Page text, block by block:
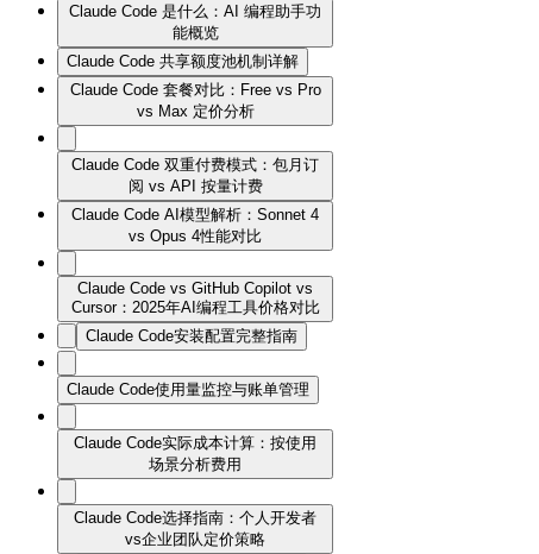
Claude Code 是什么：AI 编程助手功
能概览
Claude Code 共享额度池机制详解
Claude Code 套餐对比：Free vs Pro
vs Max 定价分析
Claude Code 双重付费模式：包月订
阅 vs API 按量计费
Claude Code AI模型解析：Sonnet 4
vs Opus 4性能对比
Claude Code vs GitHub Copilot vs
Cursor：2025年AI编程工具价格对比
Claude Code安装配置完整指南
Claude Code使用量监控与账单管理
Claude Code实际成本计算：按使用
场景分析费用
Claude Code选择指南：个人开发者
vs企业团队定价策略